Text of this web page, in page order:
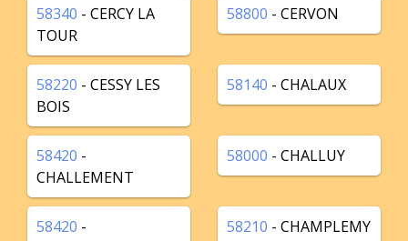
58340 - CERCY LA
TOUR
58800 - CERVON
58220 - CESSY LES
BOIS
58140 - CHALAUX
58420 -
CHALLEMENT
58000 - CHALLUY
58420 -
58210 - CHAMPLEMY